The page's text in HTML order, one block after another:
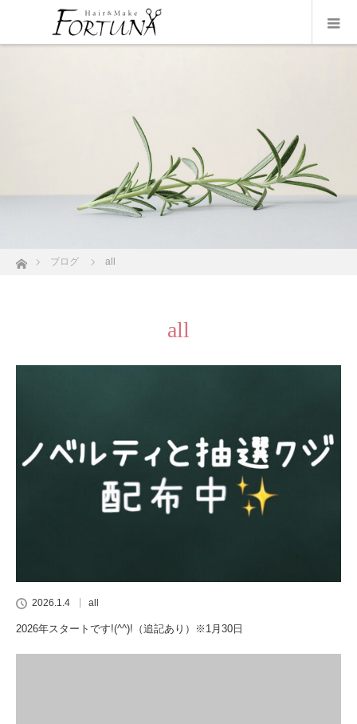
ホームブログ all
all
2026.1.4 all
2026年スタートです!(^^)!（追記あり）※1月30日